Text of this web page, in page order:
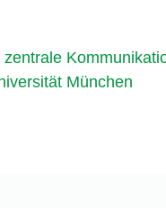
München